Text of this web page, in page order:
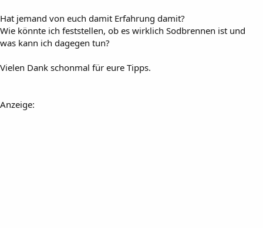
Hat jemand von euch damit Erfahrung damit?
Wie könnte ich feststellen, ob es wirklich Sodbrennen ist und
was kann ich dagegen tun?
Vielen Dank schonmal für eure Tipps.
Anzeige: